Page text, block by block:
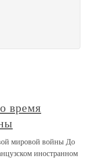
время
мировой войны До
иностранном